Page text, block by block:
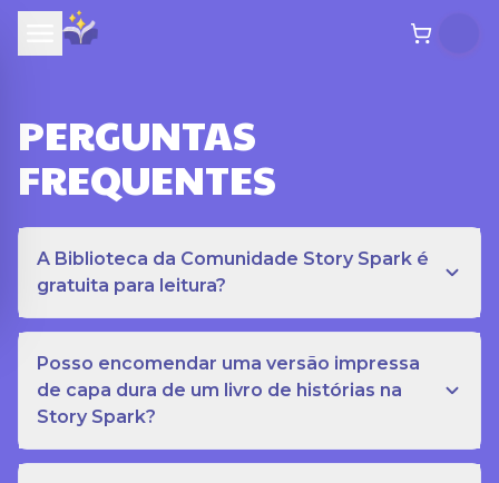
PERGUNTAS
FREQUENTES
A Biblioteca da Comunidade Story Spark é
gratuita para leitura?
Posso encomendar uma versão impressa
de capa dura de um livro de histórias na
Story Spark?